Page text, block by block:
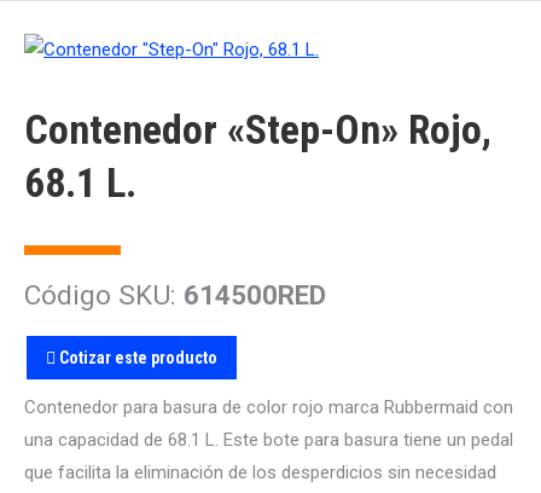
Contenedor «Step-On» Rojo,
68.1 L.
Código SKU: 614500RED
Cotizar este producto
Contenedor para basura de color rojo marca Rubbermaid con
una capacidad de 68.1 L. Este bote para basura tiene un pedal
que facilita la eliminación de los desperdicios sin necesidad